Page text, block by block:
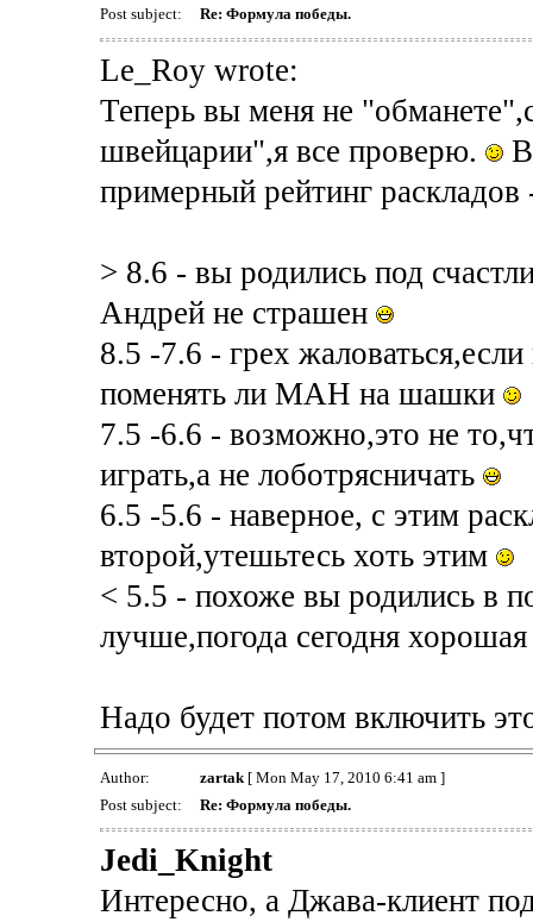
Post subject:
Re: Формула победы.
Le_Roy wrote:
Теперь вы меня не
швейцарии",я все проверю.
В
примерный рейтинг раскладов
> 8.6 - вы родились под
Андрей не страшен
8.5 -7.6 - грех жаловаться,если
поменять ли МАН на шашки
7.5 -6.6 - возможно,это не
играть,а не лоботрясничать
6.5 -5.6 - наверное, с этим
второй,утешьтесь хоть этим
< 5.5 - похоже вы родились в
лучше,погода сегодня
Надо будет потом включить
Author: zartak[ Mon May 17, 2010 6:41 am ]
Post subject:
Re: Формула победы.
Jedi_Knight
Интересно, а Джава-клиент